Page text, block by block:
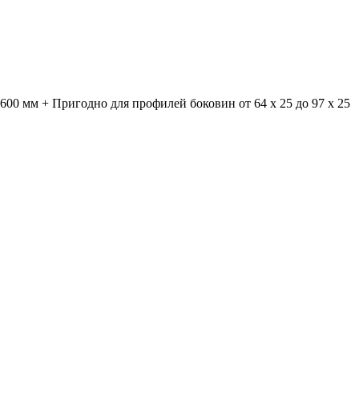
мм + Пригодно для профилей боковин от 64 x 25 до 97 x 25